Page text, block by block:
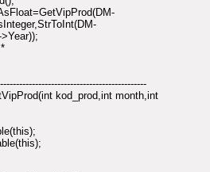
kod_prod,int month,int